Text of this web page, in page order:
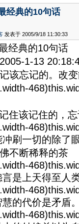
经典的10句话
发表于 2005/9/18 11:30:33
经典的10句话
1-13
该忘记的。改
该记住的，忘
冲刷一切的除了
不断稀释的茶
言是上天得至人
慧的代价是矛盾